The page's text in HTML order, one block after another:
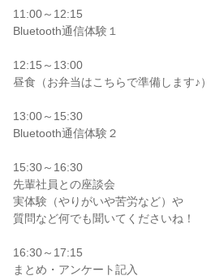
11:00～12:15
Bluetooth通信体験１
12:15～13:00
昼食（お弁当はこちらで準備します♪）
13:00～15:30
Bluetooth通信体験２
15:30～16:30
先輩社員との座談会
実体験（やりがいや苦労など）や
質問など何でも聞いてくださいね！
16:30～17:15
まとめ・アンケート記入